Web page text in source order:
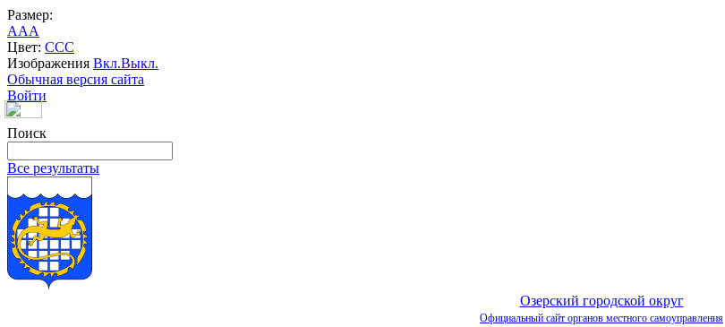
Размер:
AAA
Цвет: CCC
Изображения Вкл.Выкл.
Обычная версия сайта
Войти
Поиск
Все результаты
Озерский городской округ
Официальный сайт органов местного самоуправления